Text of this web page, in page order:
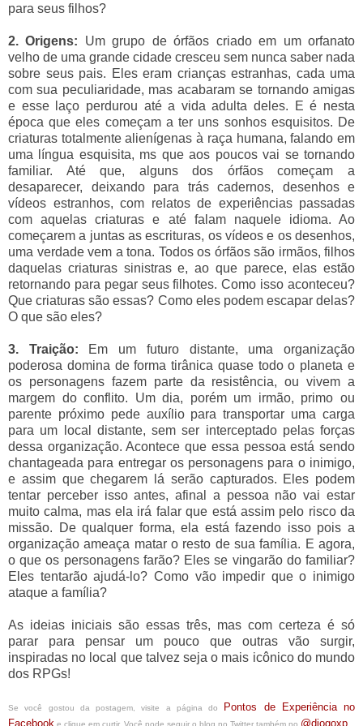
para seus filhos?
2. Origens: Um grupo de órfãos criado em um orfanato
velho de uma grande cidade cresceu sem nunca saber nada
sobre seus pais. Eles eram crianças estranhas, cada uma
com sua peculiaridade, mas acabaram se tornando amigas
e esse laço perdurou até a vida adulta deles. E é nesta
época que eles começam a ter uns sonhos esquisitos. De
criaturas totalmente alienígenas à raça humana, falando em
uma língua esquisita, ms que aos poucos vai se tornando
familiar. Até que, alguns dos órfãos começam a
desaparecer, deixando para trás cadernos, desenhos e
vídeos estranhos, com relatos de experiências passadas
com aquelas criaturas e até falam naquele idioma. Ao
começarem a juntas as escrituras, os vídeos e os desenhos,
uma verdade vem a tona. Todos os órfãos são irmãos, filhos
daquelas criaturas sinistras e, ao que parece, elas estão
retornando para pegar seus filhotes. Como isso aconteceu?
Que criaturas são essas? Como eles podem escapar delas?
O que são eles?
3. Traição: Em um futuro distante, uma organização
poderosa domina de forma tirânica quase todo o planeta e
os personagens fazem parte da resistência, ou vivem a
margem do conflito. Um dia, porém um irmão, primo ou
parente próximo pede auxílio para transportar uma carga
para um local distante, sem ser interceptado pelas forças
dessa organização. Acontece que essa pessoa está sendo
chantageada para entregar os personagens para o inimigo,
e assim que chegarem lá serão capturados. Eles podem
tentar perceber isso antes, afinal a pessoa não vai estar
muito calma, mas ela irá falar que está assim pelo risco da
missão. De qualquer forma, ela está fazendo isso pois a
organização ameaça matar o resto de sua família. E agora,
o que os personagens farão? Eles se vingarão do familiar?
Eles tentarão ajudá-lo? Como vão impedir que o inimigo
ataque a família?
As ideias iniciais são essas três, mas com certeza é só
parar para pensar um pouco que outras vão surgir,
inspiradas no local que talvez seja o mais icônico do mundo
dos RPGs!
Se você gostou da postagem, visite a página do Pontos de Experiência no
Facebook e clique em curtir. Você pode seguir o blog no Twitter também no @diogoxp